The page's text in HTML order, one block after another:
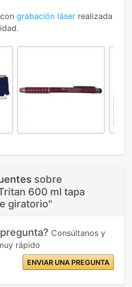
grabación láser realizada
sobre
600 ml tapa
giratorio"
Consúltanos y
rápido
ENVIAR UNA PREGUNTA